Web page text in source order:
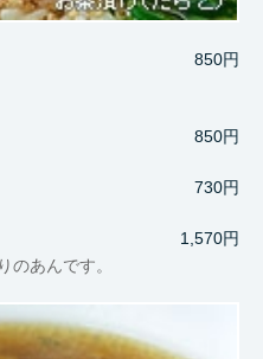
850円
850円
730円
1,570円
のあんです。